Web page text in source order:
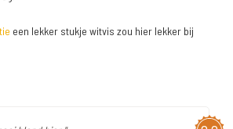
een lekker stukje witvis zou hier lekker bij